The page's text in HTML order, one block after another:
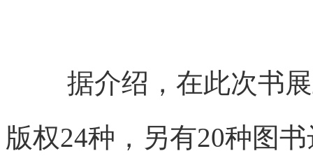
据介绍，在此次书
版权24种，另有20种图